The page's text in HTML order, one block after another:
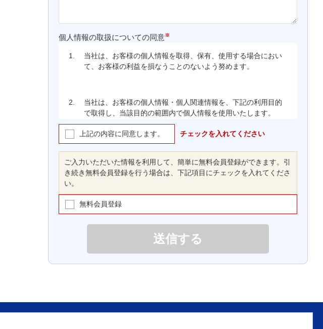
個人情報の取扱についての同意※
1.
当社は、お客様の個人情報を取得、保有、使用する場合におい
て、お客様の利益を損なうことのないよう努めます。
2.
当社は、お客様の個人情報・個人関連情報を、下記の利用目的
で取得し、当該目的の範囲内で個人情報を使用いたします。
(1)
お客様の会員登録、ご注文・支払いの処理、商品の配送、
取引履歴管理、当社ウェブサイト・本サービスの運営に関
め
(2)
お客様に対する、郵送、ファクシミリまたは電子メールに
当社ウェブサイトの改善や向上のため
マーケティングのためのデータの収集、当該データを分析
3.
当社は、Nittoグループとしての経営管理業務の遂行ならびに前
条の利用目的の範囲内で、グループ会社間で、個人情報を共同
上記の内容に同意します。 チェックを入れてください
ご入力いただいた情報を利用して、簡単に無料会員登録ができます。引
き続き無料会員登録を行う場合は、下記項目にチェックを入れてくださ
い。
無料会員登録